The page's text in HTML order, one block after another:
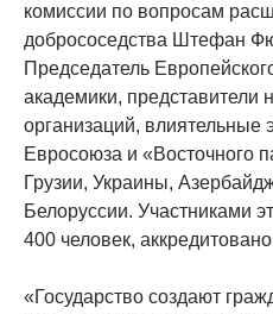
комиссии по вопросам
добрососедства Штефан
Председатель
академики, представители
организаций, влиятельные
Евросоюза и «Восточного
Грузии, Украины,
Белоруссии. Участниками
400 человек,
«Государство создают